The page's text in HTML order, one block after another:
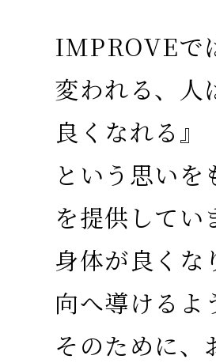
IMPROVEで
変われる、人
良くなれる』
という思い
を提供してい
身体が良くな
向へ導けるよ
そのために、